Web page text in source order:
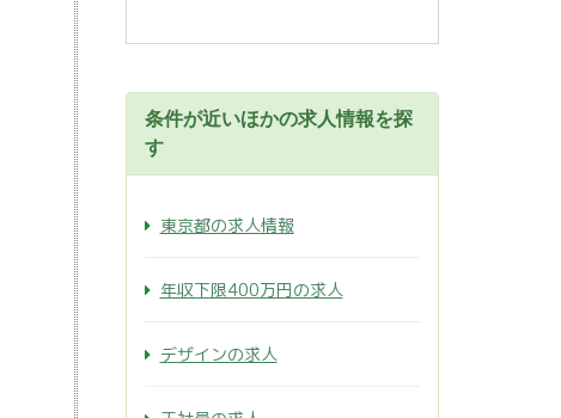
条件が近いほかの求人情報を探
す
東京都の求人情報
年収下限400万円の求人
デザインの求人